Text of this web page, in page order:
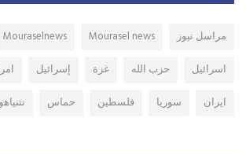
مراسل نيوز Mourasel news
Mouraselnews
اسرائيل
حزب الله غزة إسرائيل
ايران
سوريا فلسطين حماس نتنياهو